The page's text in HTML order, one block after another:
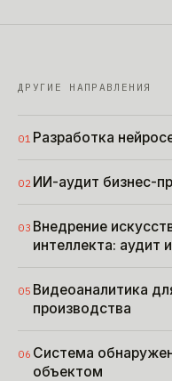
ДРУГИЕ НАПРАВЛЕНИЯ
01 Разработка
02 ИИ-аудит бизнес-
03 Внедрение
интеллекта: аудит
05 Видеоаналитика
производства
06 Система
объектом